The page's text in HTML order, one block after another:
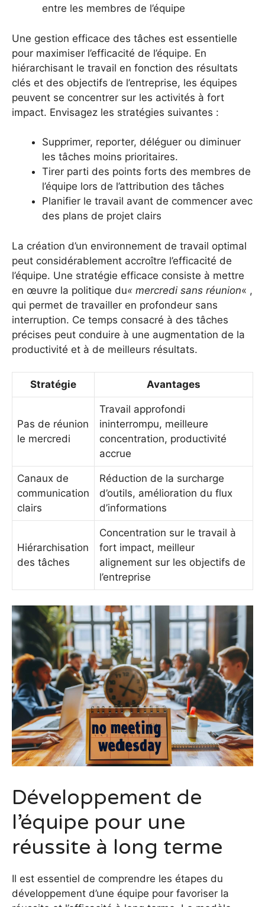
entre les membres de l’équipe
Une gestion efficace des tâches est essentielle
pour maximiser l’efficacité de l’équipe. En
hiérarchisant le travail en fonction des résultats
clés et des objectifs de l’entreprise, les équipes
peuvent se concentrer sur les activités à fort
impact. Envisagez les stratégies suivantes :
Supprimer, reporter, déléguer ou diminuer
les tâches moins prioritaires.
Tirer parti des points forts des membres de
l’équipe lors de l’attribution des tâches
Planifier le travail avant de commencer avec
des plans de projet clairs
La création d’un environnement de travail optimal
peut considérablement accroître l’efficacité de
l’équipe. Une stratégie efficace consiste à mettre
en œuvre la politique du« mercredi sans réunion« ,
qui permet de travailler en profondeur sans
interruption. Ce temps consacré à des tâches
précises peut conduire à une augmentation de la
productivité et à de meilleurs résultats.
Stratégie Avantages
Pas de réunion
le mercredi
Travail approfondi
ininterrompu, meilleure
concentration, productivité
accrue
Canaux de
communication
clairs
Réduction de la surcharge
d’outils, amélioration du flux
d’informations
Hiérarchisation
des tâches
Concentration sur le travail à
fort impact, meilleur
alignement sur les objectifs de
l’entreprise
Développement de
l’équipe pour une
réussite à long terme
Il est essentiel de comprendre les étapes du
développement d’une équipe pour favoriser la